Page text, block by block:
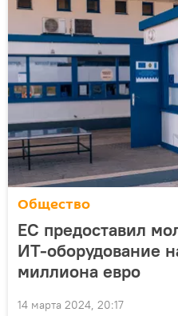
Общество
ЕС предоставил
ИТ-оборудование
миллиона евро
14 марта 2024, 20:17